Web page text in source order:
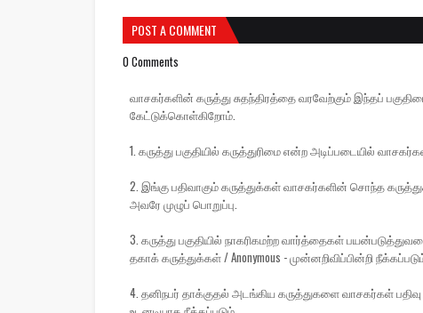
POST A COMMENT
0 Comments
வாசகர்களின் கருத்து சுதந்திரத்தை வரவேற்கும் இந்தப்
கேட்டுக்கொள்கிறோம்.
1. கருத்து பகுதியில் கருத்துரிமை என்ற அடிப்படையில்
2. இங்கு பதிவாகும் கருத்துக்கள் வாசகர்களின் சொந்த
அவரே முழுப் பொறுப்பு.
3. கருத்து பகுதியில் நாகரிகமற்ற வார்த்தைகள்
தகாக் கருத்துக்கள் / Anonymous - முன்னறிவிப்பின்றி
4. தனிநபர் தாக்குதல் அடங்கிய கருத்துகளை வாசகர்கள்